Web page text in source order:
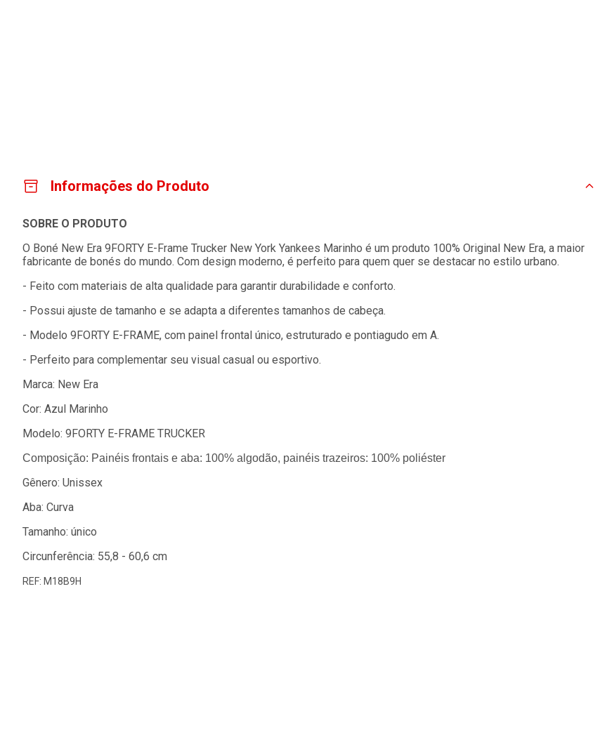
Informações do Produto
SOBRE O PRODUTO
O Boné New Era 9FORTY E-Frame Trucker New York Yankees Marinho é um produto 100% Original New Era, a maior
fabricante de bonés do mundo. Com design moderno, é perfeito para quem quer se destacar no estilo urbano.
- Feito com materiais de alta qualidade para garantir durabilidade e conforto.
- Possui ajuste de tamanho e se adapta a diferentes tamanhos de cabeça.
- Modelo 9FORTY E-FRAME, com painel frontal único, estruturado e pontiagudo em A.
- Perfeito para complementar seu visual casual ou esportivo.
Marca: New Era
Cor: Azul Marinho
Modelo: 9FORTY E-FRAME TRUCKER
Composição: Painéis frontais e aba: 100% algodão, painéis trazeiros: 100% poliéster
Gênero: Unissex
Aba: Curva
Tamanho: único
Circunferência: 55,8 - 60,6 cm
REF: M18B9H